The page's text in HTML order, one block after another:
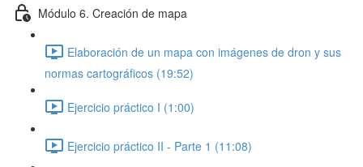
Módulo 6. Creación de mapa
Elaboración de un mapa con imágenes de dron y sus
normas cartográficos (19:52)
Ejercicio práctico I (1:00)
Ejercicio práctico II - Parte 1 (11:08)